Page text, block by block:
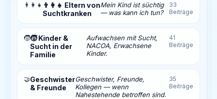
👨‍👩‍👧 👨‍👩‍👧 Eltern von
Suchtkranken
Mein Kind ist süchtig
— was kann ich tun?
33
Beiträge
🧒🧒 Kinder &
Sucht in der
Familie
Aufwachsen mit Sucht,
NACOA, Erwachsene
Kinder.
41
Beiträge
🤝Geschwister
& Freunde
Geschwister, Freunde,
Kollegen — wenn
Nahestehende betroffen sind.
35
Beiträge